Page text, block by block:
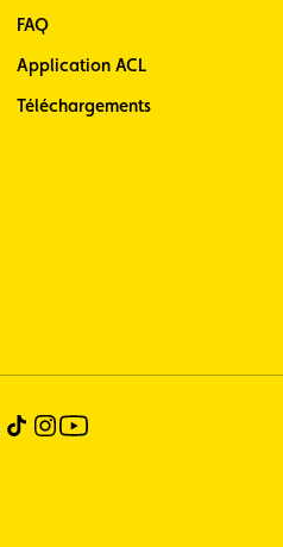
FAQ
Application ACL
Téléchargements